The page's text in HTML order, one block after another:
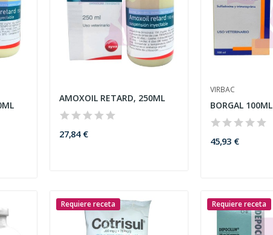
AMOXOIL RETARD, 250ML
27,84 €
VIRBAC
BORGAL 100ML
45,93 €
Requiere receta Requiere receta